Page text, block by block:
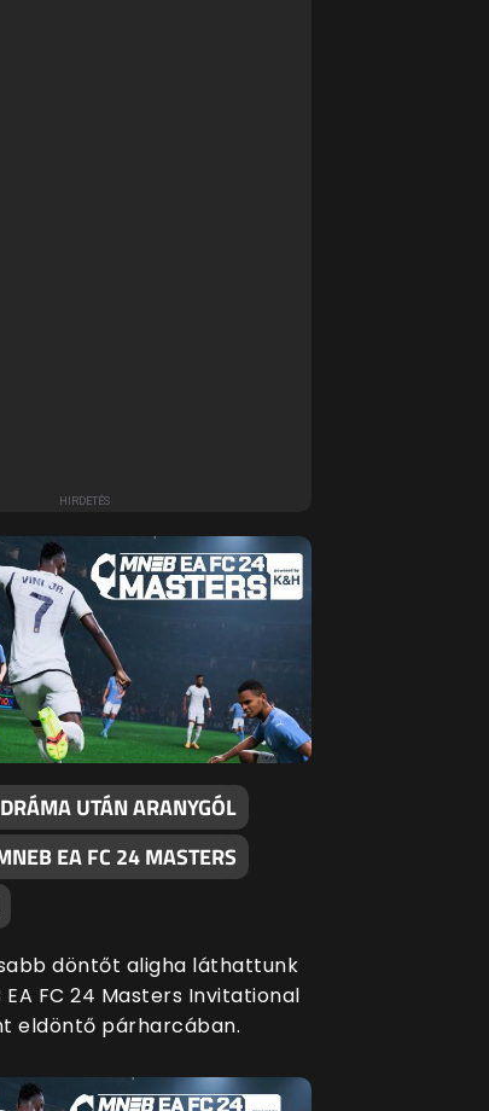
UTÁN ARANYGÓL
EA FC 24 MASTERS
döntőt aligha láthattunk
EA FC 24 Masters Invitational
eldöntő párharcában.